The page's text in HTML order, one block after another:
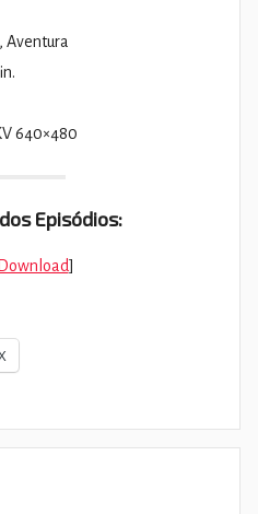
Aventura
640×480
Episódios:
]